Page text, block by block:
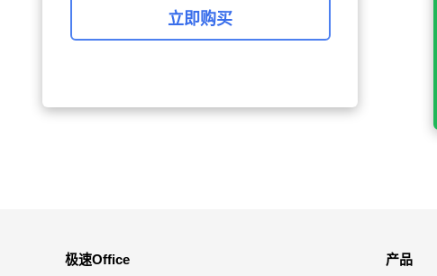
立即购买
极速Office 产品